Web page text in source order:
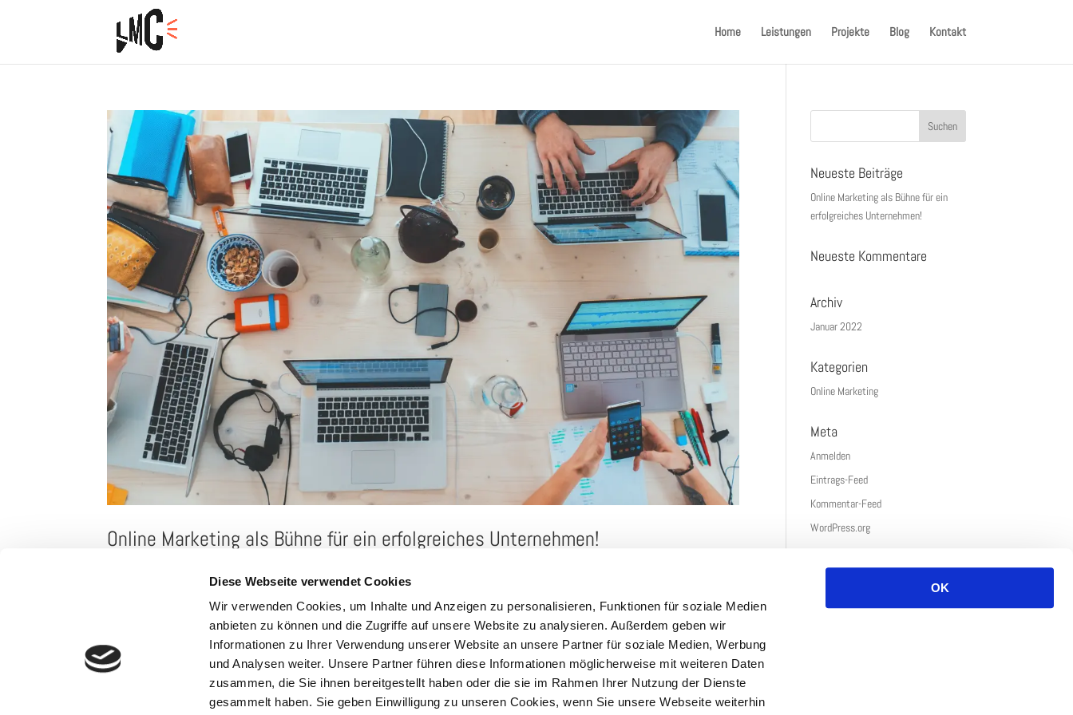
Diese Webseite verwendet Cookies
Wir verwenden Cookies, um Inhalte und Anzeigen zu personalisieren, Funktionen für soziale Medien
anbieten zu können und die Zugriffe auf unsere Website zu analysieren. Außerdem geben wir
Informationen zu Ihrer Verwendung unserer Website an unsere Partner für soziale Medien, Werbung
und Analysen weiter. Unsere Partner führen diese Informationen möglicherweise mit weiteren Daten
zusammen, die Sie ihnen bereitgestellt haben oder die sie im Rahmen Ihrer Nutzung der Dienste
gesammelt haben. Sie geben Einwilligung zu unseren Cookies, wenn Sie unsere Webseite weiterhin
OK
Home Leistungen Projekte Blog Kontakt
Online Marketing als Bühne für ein erfolgreiches Unternehmen!
Ein Onlineauftritt ist im heutigen Zeitalter der Digitalisierung ein grundlegender Bestandteil jedes Unternehmens. Das World Wide Web ist der Zugang zur
größtmöglichen Reichweite und adressiert eine globale Zielgruppe. Über kein anderes Medium können so schnell...
Neueste Beiträge
Online Marketing als Bühne für ein
erfolgreiches Unternehmen!
Neueste Kommentare
Archiv
Januar 2022
Kategorien
Online Marketing
Meta
Anmelden
Eintrags-Feed
Kommentar-Feed
WordPress.org